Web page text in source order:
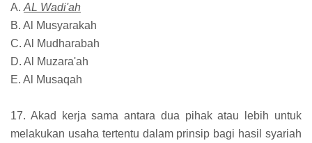
A. AL Wadi'ah
B. Al Musyarakah
C. Al Mudharabah
D. Al Muzara'ah
E. Al Musaqah
17. Akad kerja sama antara dua pihak atau lebih untuk
melakukan usaha tertentu dalam prinsip bagi hasil syariah